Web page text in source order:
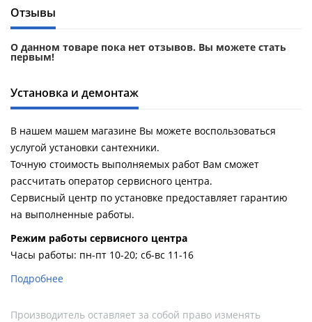
Отзывы
О данном товаре пока нет отзывов. Вы можете стать
первым!
Установка и демонтаж
В нашем машем магазине Вы можете воспользоваться
услугой установки сантехники.
Точную стоимость выполняемых работ Вам сможет
рассчитать оператор сервисного центра.
Сервисный центр по установке предоставляет гарантию
на выполненные работы.
Pежим работы сервисного центра
Часы работы: пн-пт 10-20; сб-вс 11-16
Подробнее
Производитель оставляет за собой право изменять